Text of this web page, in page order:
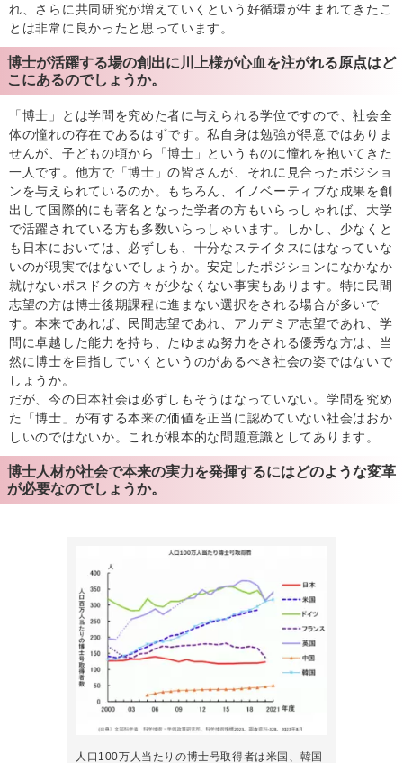
れ、さらに共同研究が増えていくという好循環が生まれてきたこ
とは非常に良かったと思っています。
博士が活躍する場の創出に川上様が心血を注がれる原点はど
こにあるのでしょうか。
「博士」とは学問を究めた者に与えられる学位ですので、社会全
体の憧れの存在であるはずです。私自身は勉強が得意ではありま
せんが、子どもの頃から「博士」というものに憧れを抱いてきた
一人です。他方で「博士」の皆さんが、それに見合ったポジショ
ンを与えられているのか。もちろん、イノベーティブな成果を創
出して国際的にも著名となった学者の方もいらっしゃれば、大学
で活躍されている方も多数いらっしゃいます。しかし、少なくと
も日本においては、必ずしも、十分なステイタスにはなっていな
いのが現実ではないでしょうか。安定したポジションになかなか
就けないポスドクの方々が少なくない事実もあります。特に民間
志望の方は博士後期課程に進まない選択をされる場合が多いで
す。本来であれば、民間志望であれ、アカデミア志望であれ、学
問に卓越した能力を持ち、たゆまぬ努力をされる優秀な方は、当
然に博士を目指していくというのがあるべき社会の姿ではないで
しょうか。
だが、今の日本社会は必ずしもそうはなっていない。学問を究め
た「博士」が有する本来の価値を正当に認めていない社会はおか
しいのではないか。これが根本的な問題意識としてあります。
博士人材が社会で本来の実力を発揮するにはどのような変革
が必要なのでしょうか。
人口100万人当たりの博士号取得者は米国、韓国